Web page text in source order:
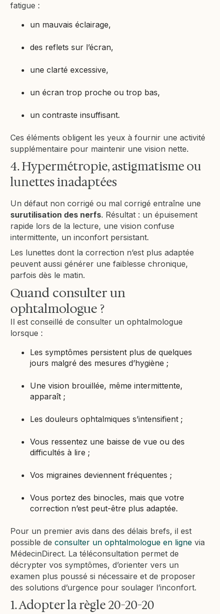
fatigue :
un mauvais éclairage,
des reflets sur l’écran,
une clarté excessive,
un écran trop proche ou trop bas,
un contraste insuffisant.
Ces éléments obligent les yeux à fournir une activité
supplémentaire pour maintenir une vision nette.
4. Hypermétropie, astigmatisme ou
lunettes inadaptées
Un défaut non corrigé ou mal corrigé entraîne une
surutilisation des nerfs. Résultat : un épuisement
rapide lors de la lecture, une vision confuse
intermittente, un inconfort persistant.
Les lunettes dont la correction n’est plus adaptée
peuvent aussi générer une faiblesse chronique,
parfois dès le matin.
Quand consulter un
ophtalmologue ?
Il est conseillé de consulter un ophtalmologue
lorsque :
Les symptômes persistent plus de quelques
jours malgré des mesures d’hygiène ;
Une vision brouillée, même intermittente,
apparaît ;
Les douleurs ophtalmiques s’intensifient ;
Vous ressentez une baisse de vue ou des
difficultés à lire ;
Vos migraines deviennent fréquentes ;
Vous portez des binocles, mais que votre
correction n’est peut-être plus adaptée.
Pour un premier avis dans des délais brefs, il est
possible deconsulter un ophtalmologue en ligne via
MédecinDirect. La téléconsultation permet de
décrypter vos symptômes, d’orienter vers un
examen plus poussé si nécessaire et de proposer
des solutions d’urgence pour soulager l’inconfort.
1. Adopter la règle 20-20-20